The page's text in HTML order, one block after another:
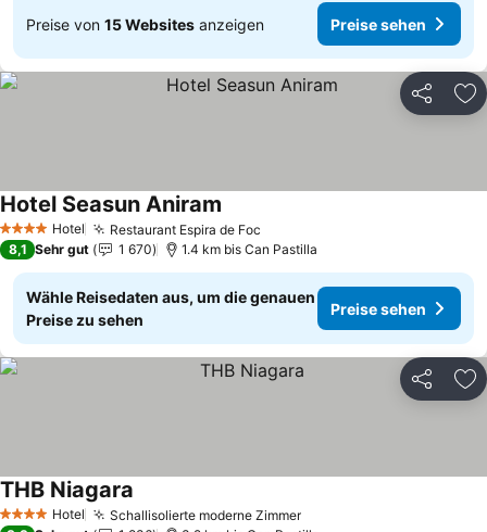
Preise von 15 Websites anzeigen Preise sehen
Teilen
4 Sterne Hotel Restaurant Espira de Foc
Hotel Seasun Aniram
8,1 Sehr gut 1 670 1.4 km bis Can Pastilla
Wähle Reisedaten aus, um die genauen
Preise zu sehen
Preise sehen
Teilen
4 Sterne Hotel Schallisolierte moderne ZimmerPreise sehen
THB Niagara